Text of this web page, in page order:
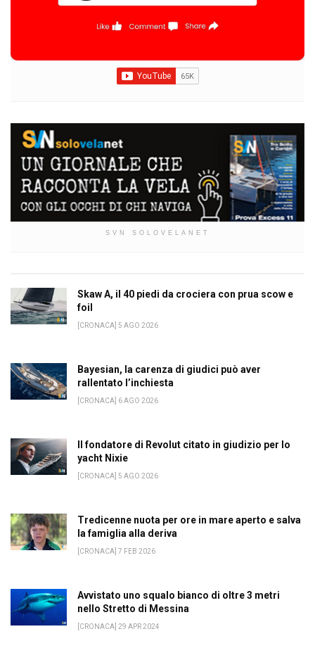
SVN SOLOVELANET
Skaw A, il 40 piedi da crociera con prua scow e
foil
[CRONACA] 5 AGO 2026
Bayesian, la carenza di giudici può aver
rallentato l’inchiesta
[CRONACA] 6 AGO 2026
Il fondatore di Revolut citato in giudizio per lo
yacht Nixie
[CRONACA] 5 AGO 2026
Tredicenne nuota per ore in mare aperto e salva
la famiglia alla deriva
[CRONACA] 7 FEB 2026
Avvistato uno squalo bianco di oltre 3 metri
nello Stretto di Messina
[CRONACA] 29 APR 2024